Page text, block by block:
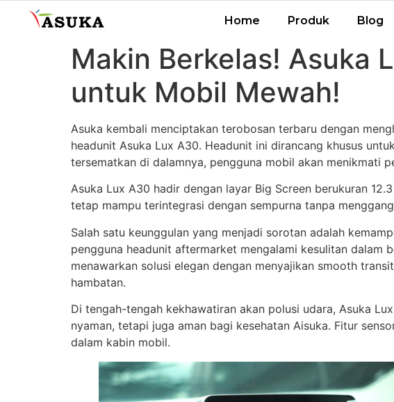
Home Produk Blog
Makin Berkelas! Asuka
untuk Mobil Mewah!
Asuka kembali menciptakan terobosan terbaru dengan
headunit Asuka Lux A30. Headunit ini dirancang khusus
tersematkan di dalamnya, pengguna mobil akan menikmati
Asuka Lux A30 hadir dengan layar Big Screen berukuran
tetap mampu terintegrasi dengan sempurna tanpa
Salah satu keunggulan yang menjadi sorotan adalah
pengguna headunit aftermarket mengalami kesulitan dalam
menawarkan solusi elegan dengan menyajikan smooth
hambatan.
Di tengah-tengah kekhawatiran akan polusi udara, Asuka
nyaman, tetapi juga aman bagi kesehatan Aisuka. Fitur
dalam kabin mobil.